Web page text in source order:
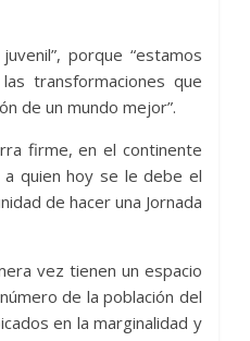
porque “estamos
transformaciones que
de un mundo mejor”.
firme, en el continente
quien hoy se le debe el
de hacer una Jornada
vez tienen un espacio
de la población del
en la marginalidad y